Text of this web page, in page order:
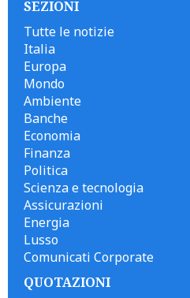
SEZIONI
Tutte le notizie
Italia
Europa
Mondo
Ambiente
Banche
Economia
Finanza
Politica
Scienza e tecnologia
Assicurazioni
Energia
Lusso
Comunicati Corporate
QUOTAZIONI